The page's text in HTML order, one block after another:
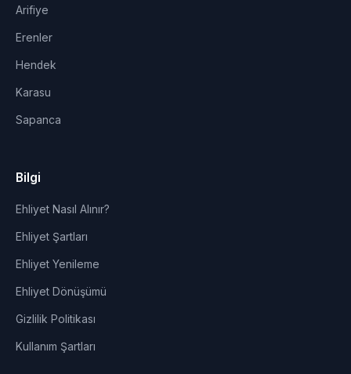
Arifiye
Erenler
Hendek
Karasu
Sapanca
Bilgi
Ehliyet Nasıl Alınır?
Ehliyet Şartları
Ehliyet Yenileme
Ehliyet Dönüşümü
Gizlilik Politikası
Kullanım Şartları